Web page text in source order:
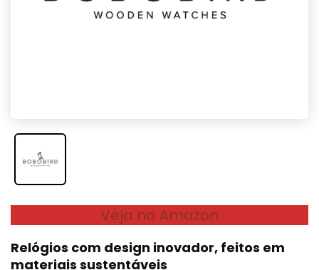
Veja na Amazon
Relógios com design inovador, feitos em
materiais sustentáveis